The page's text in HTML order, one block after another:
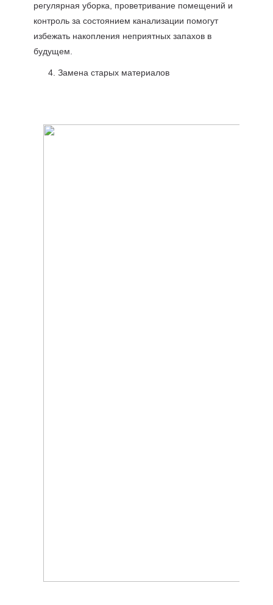
регулярная уборка, проветривание помещений и
контроль за состоянием канализации помогут
избежать накопления неприятных запахов в
будущем.
Замена старых материалов